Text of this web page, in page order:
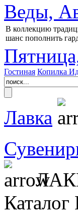
Веды,
В коллекцию
шанс пополнить
Гостиная Копилка
Лавка